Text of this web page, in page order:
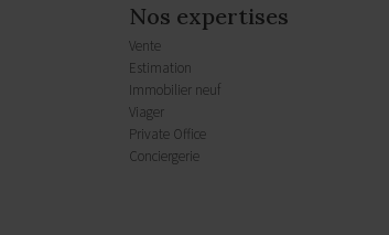
Nos expertises
Vente
Estimation
Immobilier neuf
Viager
Private Office
Conciergerie